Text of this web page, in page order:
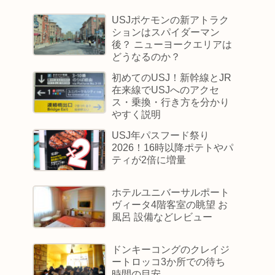
USJポケモンの新アトラク
ションはスパイダーマン
後？ ニューヨークエリアは
どうなるのか？
初めてのUSJ！新幹線とJR
在来線でUSJへのアクセ
ス・乗換・行き方を分かり
やすく説明
USJ年パスフード祭り
2026！16時以降ポテトやパ
ティが2倍に増量
ホテルユニバーサルポート
ヴィータ4階客室の眺望 お
風呂 設備などレビュー
ドンキーコングのクレイジ
ートロッコ3か所での待ち